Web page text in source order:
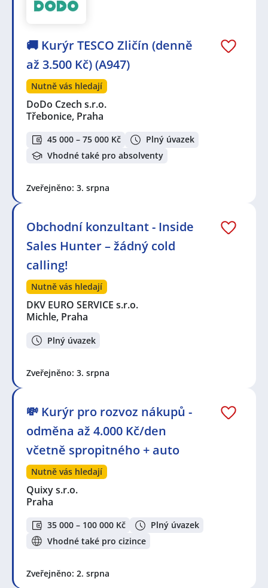
🚚 Kurýr TESCO Zličín (denně
až 3.500 Kč) (A947)
Nutně vás hledají
DoDo Czech s.r.o.
Třebonice, Praha
45 000 – 75 000 Kč
Plný úvazek
Vhodné také pro absolventy
Zveřejněno: 3. srpna
Obchodní konzultant - Inside
Sales Hunter – žádný cold
calling!
Nutně vás hledají
DKV EURO SERVICE s.r.o.
Michle, Praha
Plný úvazek
Zveřejněno: 3. srpna
💸 Kurýr pro rozvoz nákupů -
odměna až 4.000 Kč/den
včetně spropitného + auto
Nutně vás hledají
Quixy s.r.o.
Praha
35 000 – 100 000 Kč
Plný úvazek
Vhodné také pro cizince
Zveřejněno: 2. srpna